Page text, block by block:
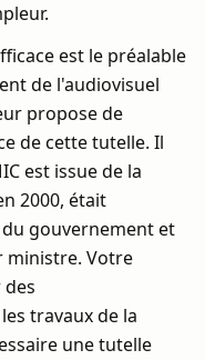
est le préalable
de l'audiovisuel
propose de
de cette tutelle. Il
est issue de la
2000, était
gouvernement et
ministre. Votre
travaux de la
une tutelle